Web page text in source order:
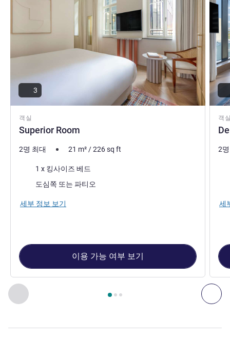
이전 - 객실 다
3/ 페이지 , 객실 1 : Superior Room , 객실 2 : Deluxe Room
객실
Superior Room
3
2명 최대 21 m²/226sq ft
1 x 킹사이즈 베드
도심쪽 또는 파티오
세부 정보 보기
이용 가능 여부 보기
객
2
세